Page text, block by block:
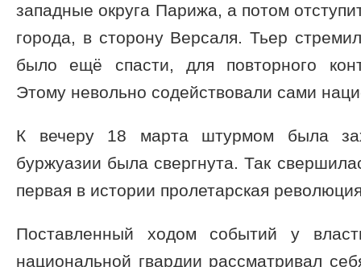
западные округа Парижа, а потом
города, в сторону Версаля. Тьер
было ещё спасти, для повторного
Этому невольно содействовали сами
К вечеру 18 марта штурмом была
буржуазии была свергнута. Так
первая в истории пролетарская
Поставленный ходом событий у
национальной гвардии рассматривал